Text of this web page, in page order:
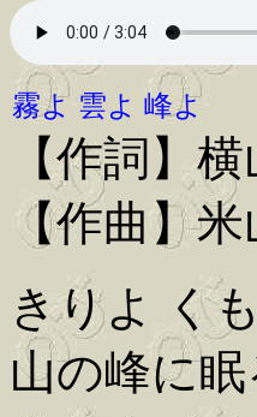
霧よ 雲よ 峰よ
【作詞】
【作曲】
きりよ く
山の峰に眠